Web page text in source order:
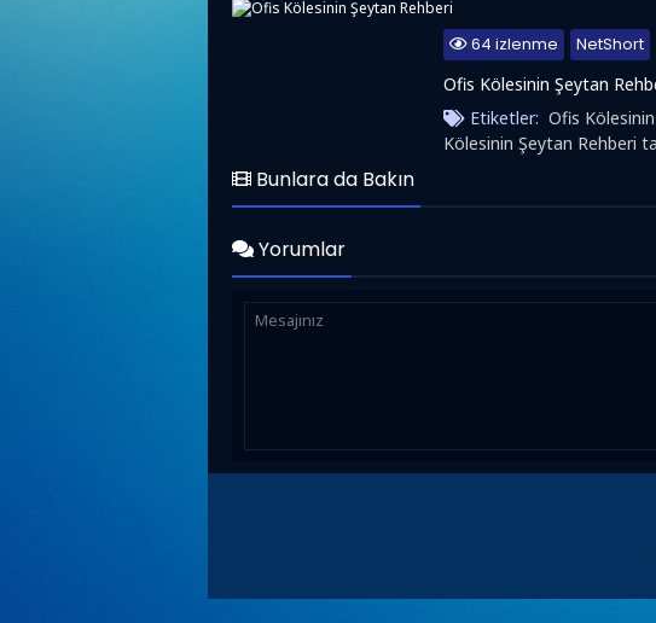
64 izlenme
NetShort
Ofis Kölesinin Şeytan
Etiketler: Ofis
Kölesinin Şeytan Rehberi
Bunlara da Bakın
Yorumlar